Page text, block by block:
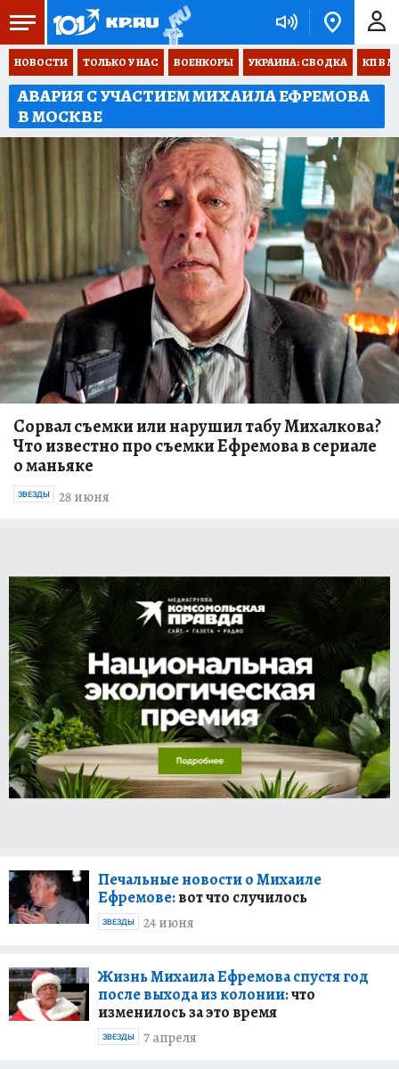
НОВОСТИ ТОЛЬКО У НАС ВОЕНКОРЫ УКРАИНА: СВОДКА КП В
АВАРИЯ С УЧАСТИЕМ МИХАИЛА ЕФРЕМОВА
В МОСКВЕ
Сорвал съемки или нарушил табу Михалкова?
Что известно про съемки Ефремова в сериале
о маньяке
28 июня
ЗВЕЗДЫ
Печальные новости о Михаиле
Ефремове:вот что случилось
24 июня
ЗВЕЗДЫ
Жизнь Михаила Ефремова спустя год
после выхода из колонии:что
изменилось за это время
7 апреля
ЗВЕЗДЫ